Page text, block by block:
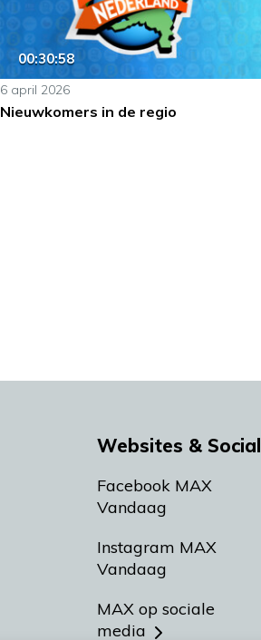
00:30:58
6 april 2026
Nieuwkomers in de regio
Websites & Social
Facebook MAX
Vandaag
Instagram MAX
Vandaag
MAX op sociale
media